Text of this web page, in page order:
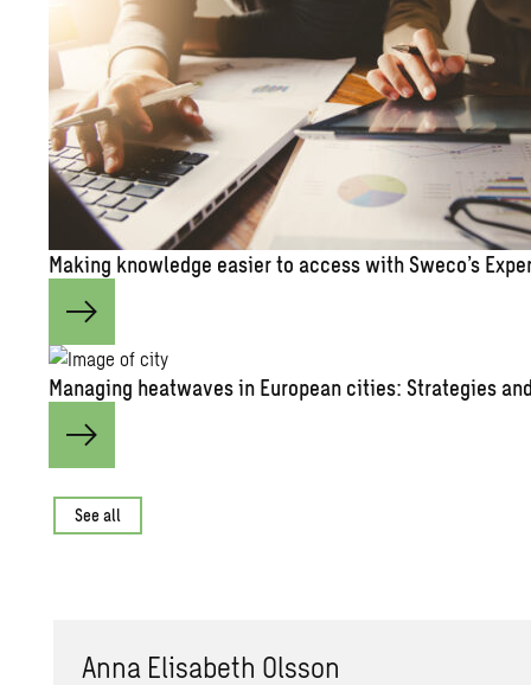
Mak­ing knowl­edge eas­ier to ac­cess with Sweco’s
Man­ag­ing heat­waves in Eu­ro­pean cities: Strate­gies
See all
Anna Elis­a­beth Ols­son